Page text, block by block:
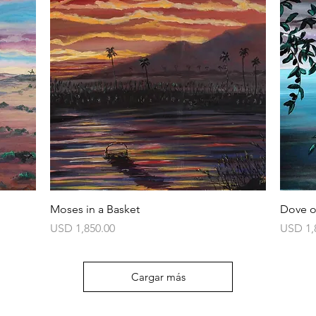
Vista rápida
Moses in a Basket
Precio
USD 1,850.00
Dove
Precio
USD
Cargar más